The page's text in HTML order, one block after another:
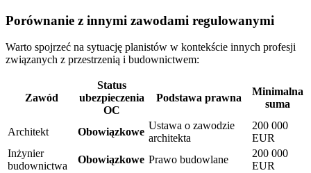
Porównanie z innymi zawodami regulowanymi
Warto spojrzeć na sytuację planistów w kontekście innych profesji
związanych z przestrzenią i budownictwem:
Zawód
Status
ubezpieczenia
OC
Podstawa prawna
Minimalna
suma
Architekt Obowiązkowe
Ustawa o zawodzie
architekta
200 000
EUR
Inżynier
budownictwa
Obowiązkowe Prawo budowlane
200 000
EUR